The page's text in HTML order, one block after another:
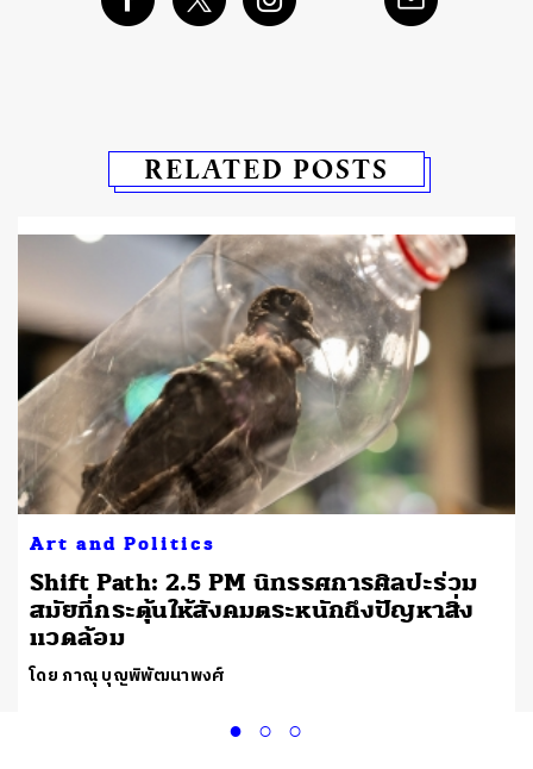
RELATED POSTS
Art and Politics
Shift Path: 2.5 PM นิทรรศการศิลปะร่วม
สมัยที่กระตุ้นให้สังคมตระหนักถึงปัญหาสิ่ง
แวดล้อม
โดย ภาณุ บุญพิพัฒนาพงศ์